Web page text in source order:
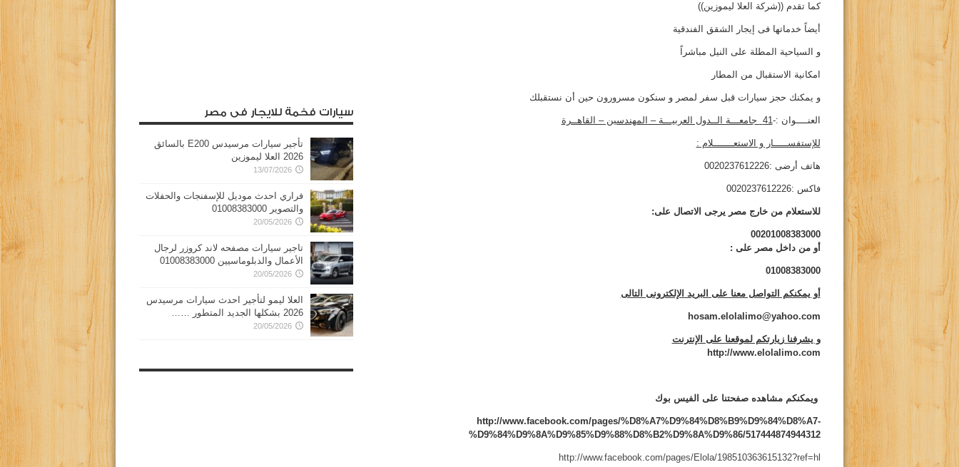
كما تقدم ((شركة العلا ليموزين))
أيضاً خدماتها فى إيجار الشقق الفندقية
و السياحية المطلة على النيل مباشراً
امكانية الاستقبال من المطار
و يمكنك حجز سيارات قبل سفر لمصر و سنكون مسرورون حين أن نستقبلك
العنــــوان :-41 جامعـــة الــدول العربيـــة – المهندسين – القاهــرة
للإستفســـــار و الاستعـــــــلام :
هاتف أرضى :0020237612226
فاكس :0020237612226
للاستعلام من خارج مصر يرجى الاتصال على:
00201008383000
أو من داخل مصر على :
01008383000
أو يمكنكم التواصل معنا على البريد الإلكترونى التالى
hosam.elolalimo@yahoo.com
و يشرفنا زيارتكم لموقعنا على الإنترنت
http://www.elolalimo.com
ويمكنكم مشاهده صفحتنا على الفيس بوك
http://www.facebook.com/pages/%D8%A7%D9%84%D8%B9%D9%84%D8%A7-
%D9%84%D9%8A%D9%85%D9%88%D8%B2%D9%8A%D9%86/517444874944312
http://www.facebook.com/pages/Elola/198510363615132?ref=hl
سيارات فخمة للايجار فى مصر
تأجير سيارات مرسيدس E200 بالسائق
2026 العلا ليموزين
13/07/2026
فراري احدث موديل للإسفنجات والحفلات
والتصوير 01008383000
20/05/2026
تاجير سيارات مصفحه لاند كروزر لرجال
الأعمال والدبلوماسيين 01008383000
20/05/2026
العلا ليمو لتأجير احدث سيارات مرسيدس
2026 بشكلها الجديد المتطور ……
20/05/2026